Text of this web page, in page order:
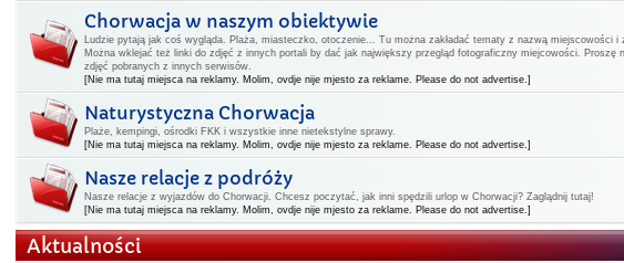
Chorwacja w naszym obiektywie
Ludzie pytają jak coś wygląda. Plaża, miasteczko, otoczenie... Tu można zakładać tematy z nazwą miejscowości i
Można wklejać też linki do zdjęć z innych portali by dać jak największy przegląd fotograficzny miejcowości. Proszę
zdjęć pobranych z innych serwisów.
[Nie ma tutaj miejsca na reklamy. Molim, ovdje nije mjesto za reklame. Please do not advertise.]
Naturystyczna Chorwacja
Plaże, kempingi, ośrodki FKK i wszystkie inne nietekstylne sprawy.
[Nie ma tutaj miejsca na reklamy. Molim, ovdje nije mjesto za reklame. Please do not advertise.]
Nasze relacje z podróży
Nasze relacje z wyjazdów do Chorwacji. Chcesz poczytać, jak inni spędzili urlop w Chorwacji? Zaglądnij tutaj!
[Nie ma tutaj miejsca na reklamy. Molim, ovdje nije mjesto za reklame. Please do not advertise.]
Aktualności